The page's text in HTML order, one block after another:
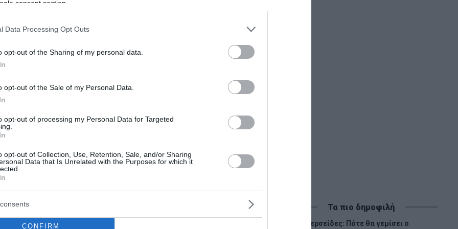
consent section.
Data Processing Opt Outs
opt-out of the Sharing of my personal data.
opt-out of the Sale of my Personal Data.
opt-out of processing my Personal Data for Targeted
opt-out of Collection, Use, Retention, Sale, and/or Sharing
Data that Is Unrelated with the Purposes for which it
CONFIRM
ελβετικούς παγετώνες.
είναι κωφάλαλοι
σε αυξήσεις στην αγορά
Lykavitos.gr στο Google News
όλες τις ειδήσεις
Τα πιο δημοφιλή
Περσείδες: Πότε θα γεμίσει ο